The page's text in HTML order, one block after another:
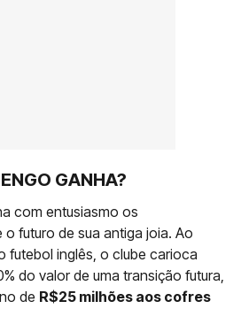
GANHA?
com entusiasmo os
futuro de sua antiga joia. Ao
futebol inglês, o clube carioca
do valor de uma transição futura,
de R$25 milhões aos cofres